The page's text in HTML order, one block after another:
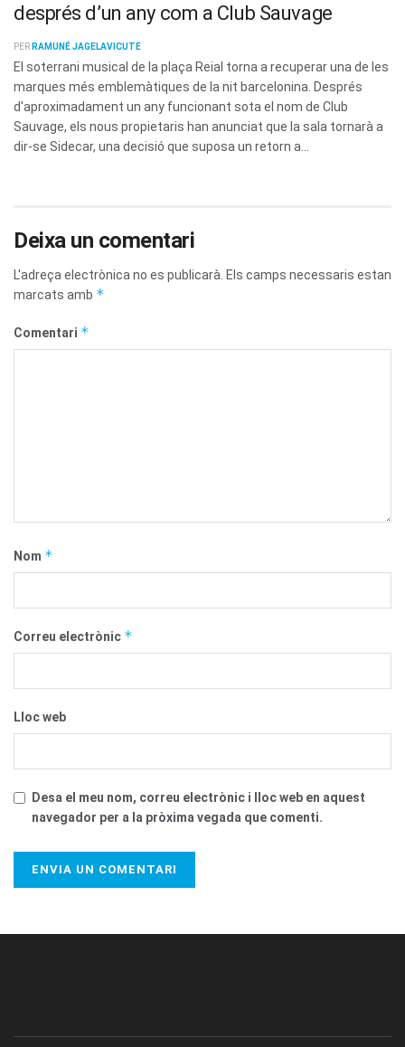
després d’un any com a Club Sauvage
PER RAMUNÉ JAGELAVICUTE
El soterrani musical de la plaça Reial torna a recuperar una de les
marques més emblemàtiques de la nit barcelonina. Després
d'aproximadament un any funcionant sota el nom de Club
Sauvage, els nous propietaris han anunciat que la sala tornarà a
dir-se Sidecar, una decisió que suposa un retorn a...
Deixa un comentari
L'adreça electrònica no es publicarà. Els camps necessaris estan
marcats amb *
Comentari *
Nom *
Correu electrònic *
Lloc web
Desa el meu nom, correu electrònic i lloc web en aquest
navegador per a la pròxima vegada que comenti.